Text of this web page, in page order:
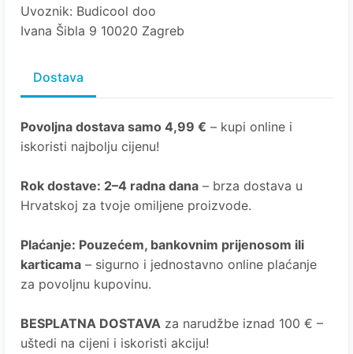
Uvoznik: Budicool doo
Ivana Šibla 9 10020 Zagreb
Dostava
Povoljna dostava samo 4,99 € – kupi online i
iskoristi najbolju cijenu!
Rok dostave: 2–4 radna dana – brza dostava u
Hrvatskoj za tvoje omiljene proizvode.
Plaćanje: Pouzećem, bankovnim prijenosom ili
karticama – sigurno i jednostavno online plaćanje
za povoljnu kupovinu.
BESPLATNA DOSTAVA za narudžbe iznad 100 € –
uštedi na cijeni i iskoristi akciju!